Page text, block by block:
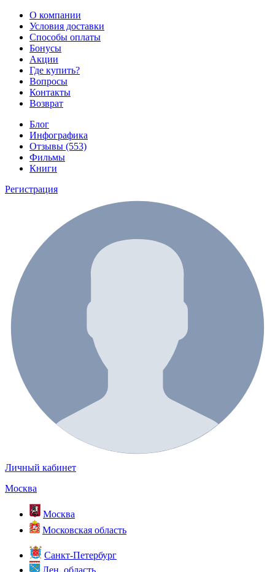
О компании
Условия доставки
Способы оплаты
Бонусы
Акции
Где купить?
Вопросы
Контакты
Возврат
Блог
Инфографика
Отзывы (553)
Фильмы
Книги
Регистрация
Личный кабинет
Москва
Москва
Московская область
Санкт-Петербург
Лен. область